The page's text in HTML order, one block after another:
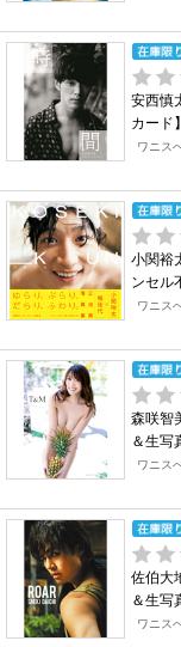
安西慎
カード
ワニス
小関裕
ンセル
ワニス
森咲智
＆生写
ワニス
佐伯大
＆生写
ワニス